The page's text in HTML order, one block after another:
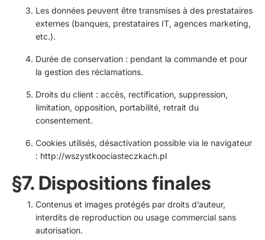
Les données peuvent être transmises à des prestataires
externes (banques, prestataires IT, agences marketing,
etc.).
Durée de conservation : pendant la commande et pour
la gestion des réclamations.
Droits du client : accès, rectification, suppression,
limitation, opposition, portabilité, retrait du
consentement.
Cookies utilisés, désactivation possible via le navigateur
: http://wszystkoociasteczkach.pl
§7. Dispositions finales
Contenus et images protégés par droits d’auteur,
interdits de reproduction ou usage commercial sans
autorisation.